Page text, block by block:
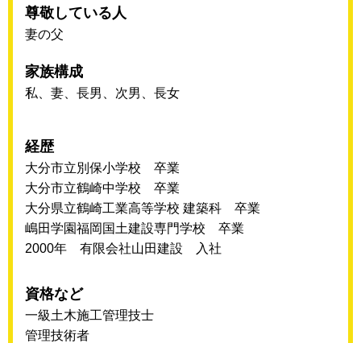
尊敬している人
妻の父
家族構成
私、妻、長男、次男、長女
経歴
大分市立別保小学校 卒業
大分市立鶴崎中学校 卒業
大分県立鶴崎工業高等学校 建築科 卒業
嶋田学園福岡国土建設専門学校 卒業
2000年 有限会社山田建設 入社
資格など
一級土木施工管理技士
管理技術者